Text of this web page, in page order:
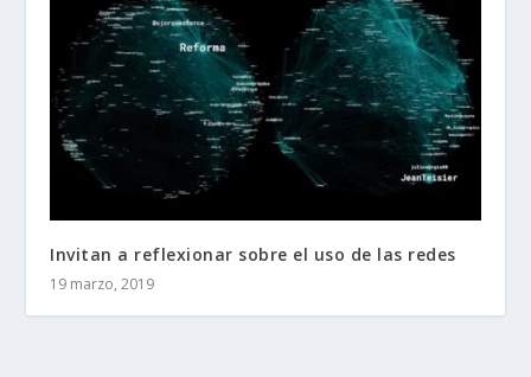
Invitan a reflexionar sobre el uso de las redes
19 marzo, 2019